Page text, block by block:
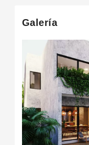
Galería